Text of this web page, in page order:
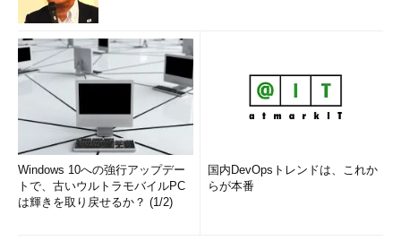
Windows 10への強行アップデー
トで、古いウルトラモバイルPC
は輝きを取り戻せるか？ (1/2)
国内DevOpsトレンドは、これか
らが本番